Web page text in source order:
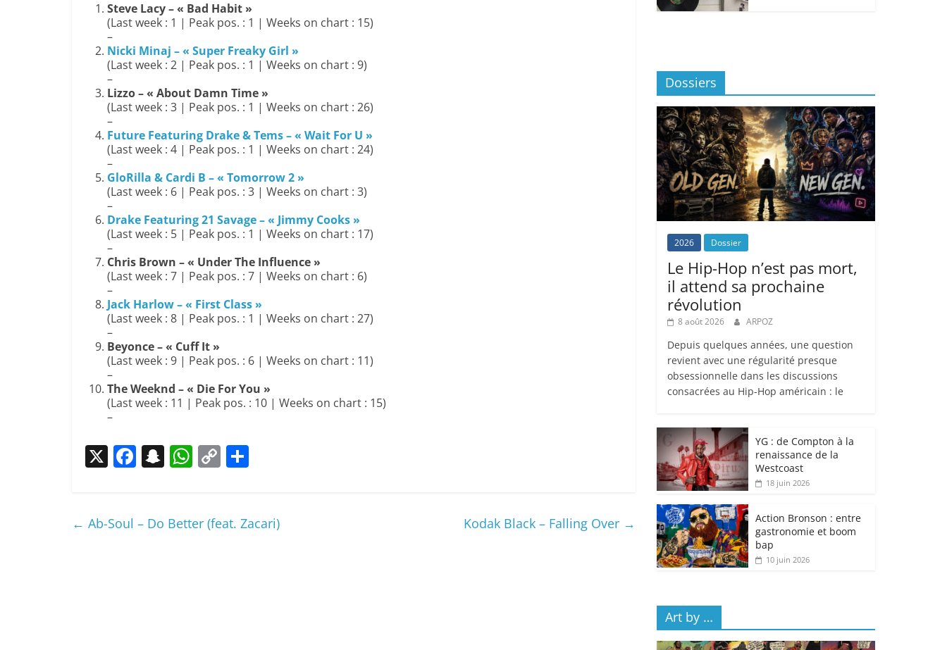
Steve Lacy – « Bad Habit »
(Last week : 1 | Peak pos. : 1 | Weeks on chart : 15)
–
Nicki Minaj – « Super Freaky Girl »
(Last week : 2 | Peak pos. : 1 | Weeks on chart : 9)
–
Lizzo – « About Damn Time »
(Last week : 3 | Peak pos. : 1 | Weeks on chart : 26)
–
Future Featuring Drake & Tems – « Wait For U »
(Last week : 4 | Peak pos. : 1 | Weeks on chart : 24)
–
GloRilla & Cardi B – « Tomorrow 2 »
(Last week : 6 | Peak pos. : 3 | Weeks on chart : 3)
–
Drake Featuring 21 Savage – « Jimmy Cooks »
(Last week : 5 | Peak pos. : 1 | Weeks on chart : 17)
–
Chris Brown – « Under The Influence »
(Last week : 7 | Peak pos. : 7 | Weeks on chart : 6)
–
Jack Harlow – « First Class »
(Last week : 8 | Peak pos. : 1 | Weeks on chart : 27)
–
Beyonce – « Cuff It »
(Last week : 9 | Peak pos. : 6 | Weeks on chart : 11)
–
The Weeknd – « Die For You »
(Last week : 11 | Peak pos. : 10 | Weeks on chart : 15)
–
X F
e
S
p
W
s
C
y g
← Ab-Soul – Do Better (feat. Zacari) Kodak Black – Falling Over →
Dossiers
2026 Dossier
Le Hip-Hop n’est pas mort,
il attend sa prochaine
révolution
8 août 2026 ARPOZ
Depuis quelques années, une question
revient avec une régularité presque
obsessionnelle dans les discussions
consacrées au Hip-Hop américain : le
YG : de Compton à la
renaissance de la
Westcoast
18 juin 2026
Action Bronson : entre
gastronomie et boom
bap
10 juin 2026
Art by …